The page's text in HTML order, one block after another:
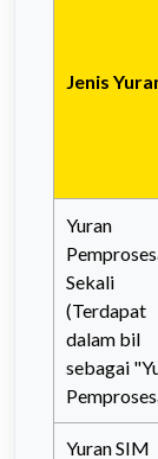
Jenis
Yuran
Sekali
(Terdapat
dalam bil
sebagai
Yuran SIM